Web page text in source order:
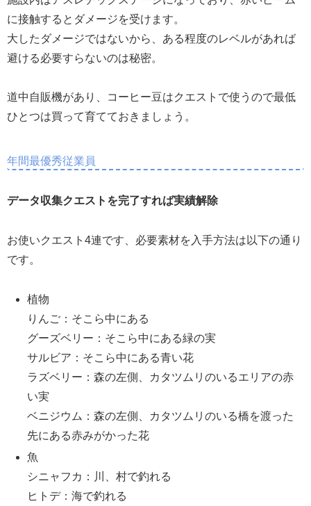
に接触するとダメージを受けます。
大したダメージではないから、ある程度のレベルがあれば
避ける必要すらないのは秘密。
道中自販機があり、コーヒー豆はクエストで使うので最低
ひとつは買って育てておきましょう。
年間最優秀従業員
データ収集クエストを完了すれば実績解除
お使いクエスト4連です、必要素材を入手方法は以下の通り
です。
植物
りんご：そこら中にある
グーズベリー：そこら中にある緑の実
サルビア：そこら中にある青い花
ラズベリー：森の左側、カタツムリのいるエリアの赤
い実
ベニジウム：森の左側、カタツムリのいる橋を渡った
先にある赤みがかった花
魚
シニャフカ：川、村で釣れる
ヒトデ：海で釣れる